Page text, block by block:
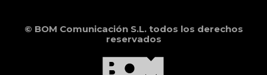
© BOM Comunicación S.L. todos los derechos
reservados